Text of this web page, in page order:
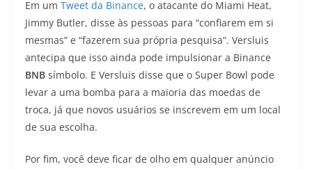
Em um Tweet da Binance, o atacante do Miami Heat,
Jimmy Butler, disse às pessoas para “confiarem em si
mesmas” e “fazerem sua própria pesquisa”. Versluis
antecipa que isso ainda pode impulsionar a Binance
BNB símbolo. E Versluis disse que o Super Bowl pode
levar a uma bomba para a maioria das moedas de
troca, já que novos usuários se inscrevem em um local
de sua escolha.
Por fim, você deve ficar de olho em qualquer anúncio